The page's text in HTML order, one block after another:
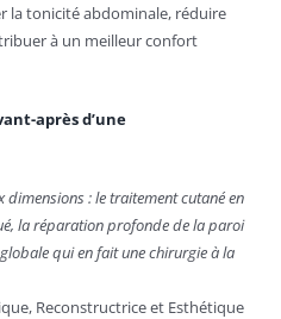
la tonicité abdominale, réduire
à un meilleur confort
après d’une
: le traitement cutané en
la réparation profonde de la paroi
qui en fait une chirurgie à la
Reconstructrice et Esthétique